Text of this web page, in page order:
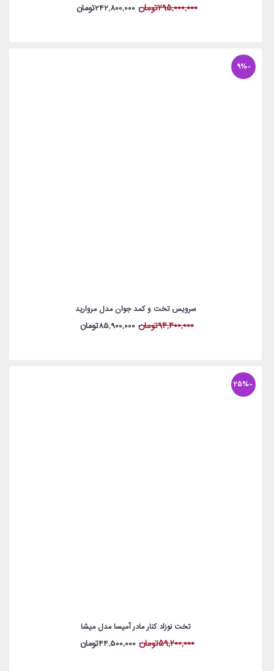
295,000,000تومان 242,800,000تومان
-9%
سرویس تخت و کمد جوان مدل مروارید
94,400,000تومان 85,900,000تومان
-25%
تخت نوزاد کنار مادر آمیسا مدل میشا
59,200,000تومان 44,500,000تومان